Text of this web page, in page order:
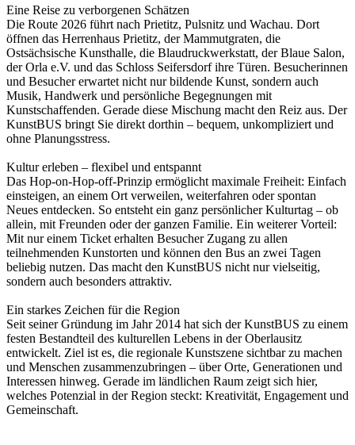
Eine Reise zu verborgenen Schätzen
Die Route 2026 führt nach Prietitz, Pulsnitz und Wachau. Dort
öffnen das Herrenhaus Prietitz, der Mammutgraten, die
Ostsächsische Kunsthalle, die Blaudruckwerkstatt, der Blaue Salon,
der Orla e.V. und das Schloss Seifersdorf ihre Türen. Besucherinnen
und Besucher erwartet nicht nur bildende Kunst, sondern auch
Musik, Handwerk und persönliche Begegnungen mit
Kunstschaffenden. Gerade diese Mischung macht den Reiz aus. Der
KunstBUS bringt Sie direkt dorthin – bequem, unkompliziert und
ohne Planungsstress.
Kultur erleben – flexibel und entspannt
Das Hop-on-Hop-off-Prinzip ermöglicht maximale Freiheit: Einfach
einsteigen, an einem Ort verweilen, weiterfahren oder spontan
Neues entdecken. So entsteht ein ganz persönlicher Kulturtag – ob
allein, mit Freunden oder der ganzen Familie. Ein weiterer Vorteil:
Mit nur einem Ticket erhalten Besucher Zugang zu allen
teilnehmenden Kunstorten und können den Bus an zwei Tagen
beliebig nutzen. Das macht den KunstBUS nicht nur vielseitig,
sondern auch besonders attraktiv.
Ein starkes Zeichen für die Region
Seit seiner Gründung im Jahr 2014 hat sich der KunstBUS zu einem
festen Bestandteil des kulturellen Lebens in der Oberlausitz
entwickelt. Ziel ist es, die regionale Kunstszene sichtbar zu machen
und Menschen zusammenzubringen – über Orte, Generationen und
Interessen hinweg. Gerade im ländlichen Raum zeigt sich hier,
welches Potenzial in der Region steckt: Kreativität, Engagement und
Gemeinschaft.